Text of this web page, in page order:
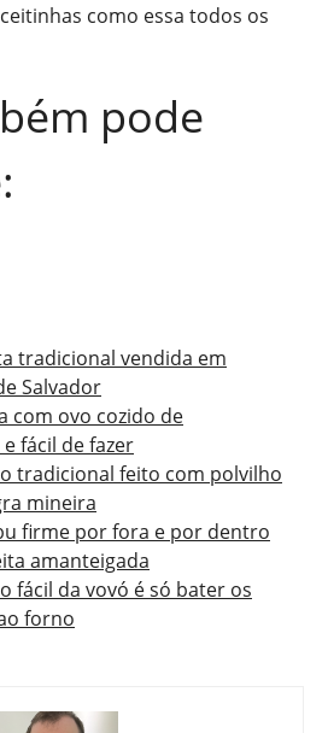
como essa todos os
pode
tradicional vendida em
Salvador
com ovo cozido de
fácil de fazer
tradicional feito com polvilho
mineira
firme por fora e por dentro
amanteigada
fácil da vovó é só bater os
forno